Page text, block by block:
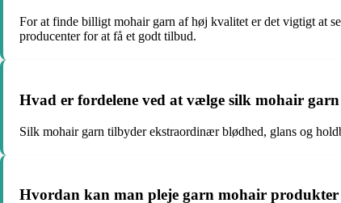
For at finde billigt mohair garn af høj kvalitet er det vigtigt at
producenter for at få et godt tilbud.
Hvad er fordelene ved at vælge silk mohair
Silk mohair garn tilbyder ekstraordinær blødhed, glans og
Hvordan kan man pleje garn mohair produkter